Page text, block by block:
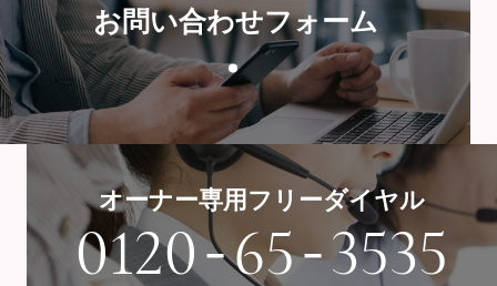
お問い合わせフォーム
オーナー専用フリーダイヤル
0120-65-3535